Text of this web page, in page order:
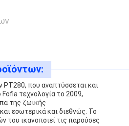
που αναπτύσσεται και
τεχνολογία το 2009,
της ζωικής
εσωτερικά και διεθνώς. Το
του ικανοποιεί τις παρούσες